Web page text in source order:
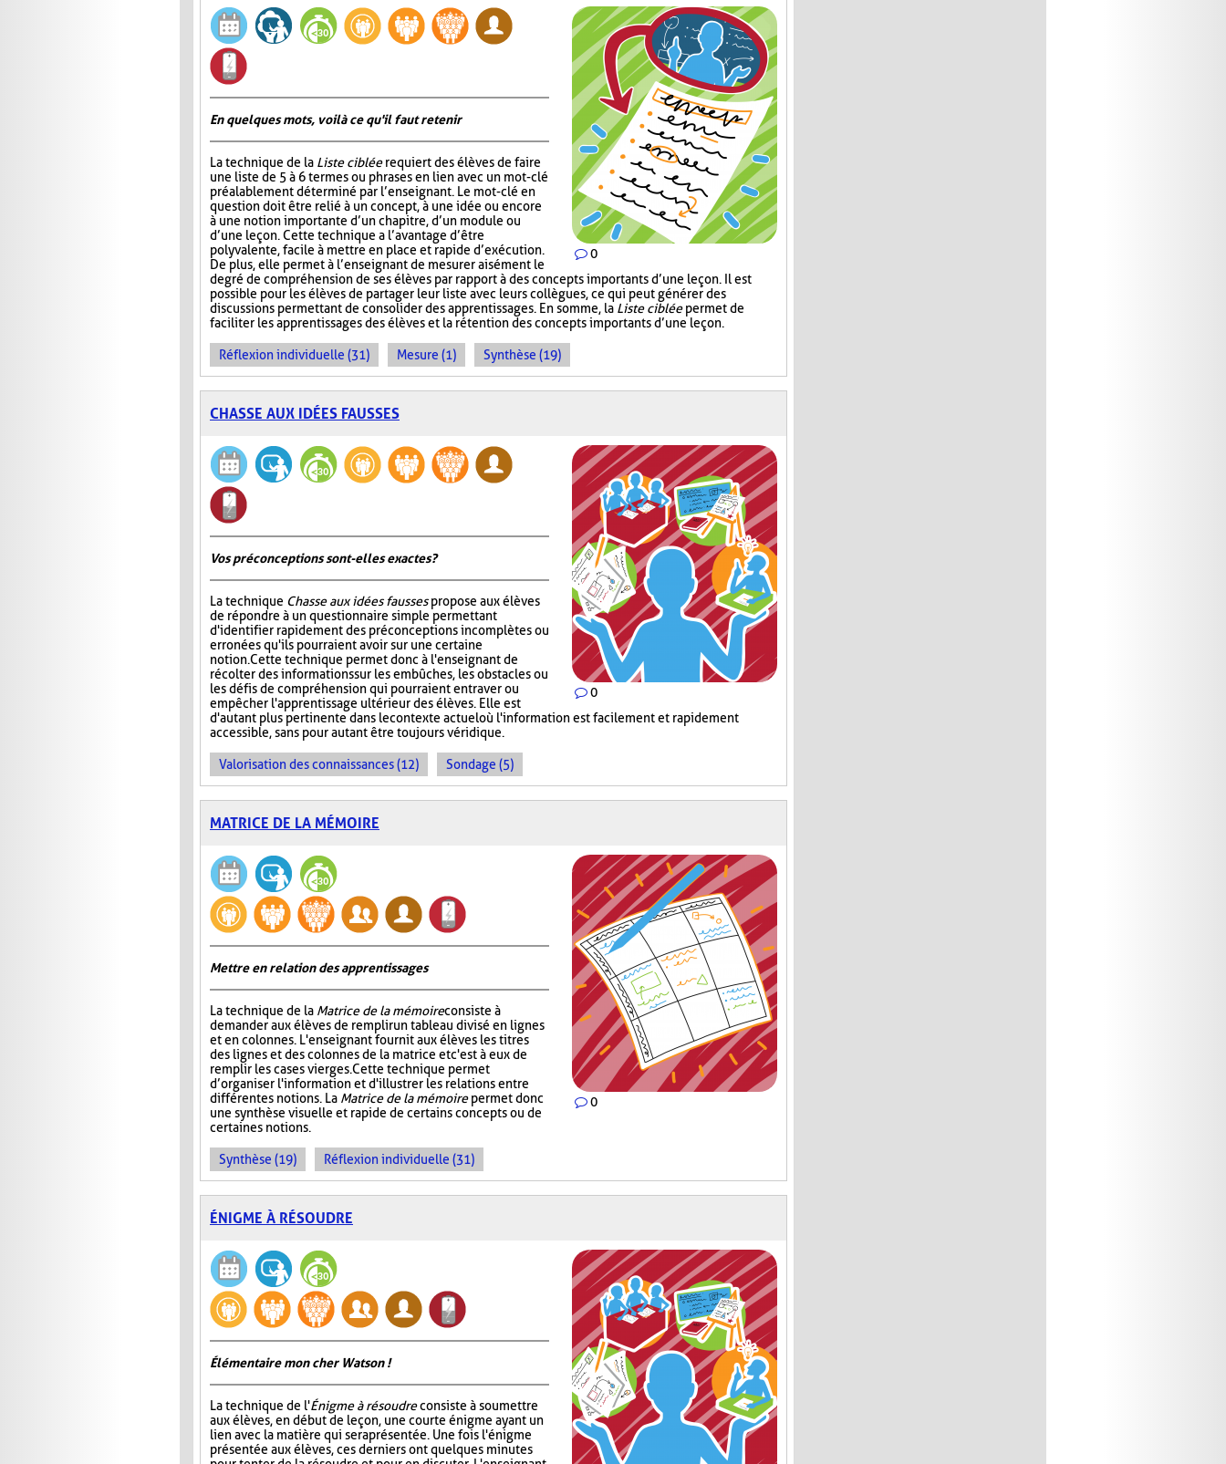
0
En quelques mots, voilà ce qu'il faut retenir
La technique de la Liste cibléerequiert des élèves de faire
une liste de 5 à 6 termes ou phrases en lien avec un mot-clé
préalablement déterminé par l’enseignant. Le mot-clé en
question doit être relié à un concept, à une idée ou encore
à une notion importante d’un chapitre, d’un module ou
d’une leçon. Cette technique a l’avantage d’être
polyvalente, facile à mettre en place et rapide d’exécution.
De plus, elle permet à l’enseignant de mesurer aisément le
degré de compréhension de ses élèves par rapport à des concepts importants d’une leçon. Il est
possible pour les élèves de partager leur liste avec leurs collègues, ce qui peut générer des
discussions permettant de consolider des apprentissages. En somme, la Liste cibléepermet de
faciliter les apprentissages des élèves et la rétention des concepts importants d’une leçon.
Réflexion individuelle (31) Mesure (1) Synthèse (19)
CHASSE AUX IDÉES FAUSSES
0
Vos préconceptions sont-elles exactes ?
La technique Chasse aux idées faussespropose aux élèves
de répondre à un questionnaire simple permettant
d'identifier rapidement des préconceptions incomplètes ou
erronées qu'ils pourraient avoir sur une certaine
notion. Cette technique permet donc à l'enseignant de
récolter des informations sur les embûches, les obstacles ou
les défis de compréhension qui pourraient entraver ou
empêcher l'apprentissage ultérieur des élèves. Elle est
d'autant plus pertinente dans le contexte actuel où l'information est facilement et rapidement
accessible, sans pour autant être toujours véridique.
Valorisation des connaissances (12) Sondage (5)
MATRICE DE LA MÉMOIRE
0
Mettre en relation des apprentissages
La technique de la Matrice de la mémoireconsiste à
demander aux élèves de remplir un tableau divisé en lignes
et en colonnes. L'enseignant fournit aux élèves les titres
des lignes et des colonnes de la matrice et c'est à eux de
remplir les cases vierges. Cette technique permet
d’organiser l'information et d'illustrer les relations entre
différentes notions. La Matrice de la mémoirepermet donc
une synthèse visuelle et rapide de certains concepts ou de
certaines notions.
Synthèse (19) Réflexion individuelle (31)
ÉNIGME À RÉSOUDRE
Élémentaire mon cher Watson !
La technique de l'Énigme à résoudreconsiste à soumettre
aux élèves, en début de leçon, une courte énigme ayant un
lien avec la matière qui sera présentée. Une fois l'énigme
présentée aux élèves, ces derniers ont quelques minutes